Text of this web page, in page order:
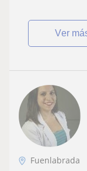
ver
Fuenlabrada